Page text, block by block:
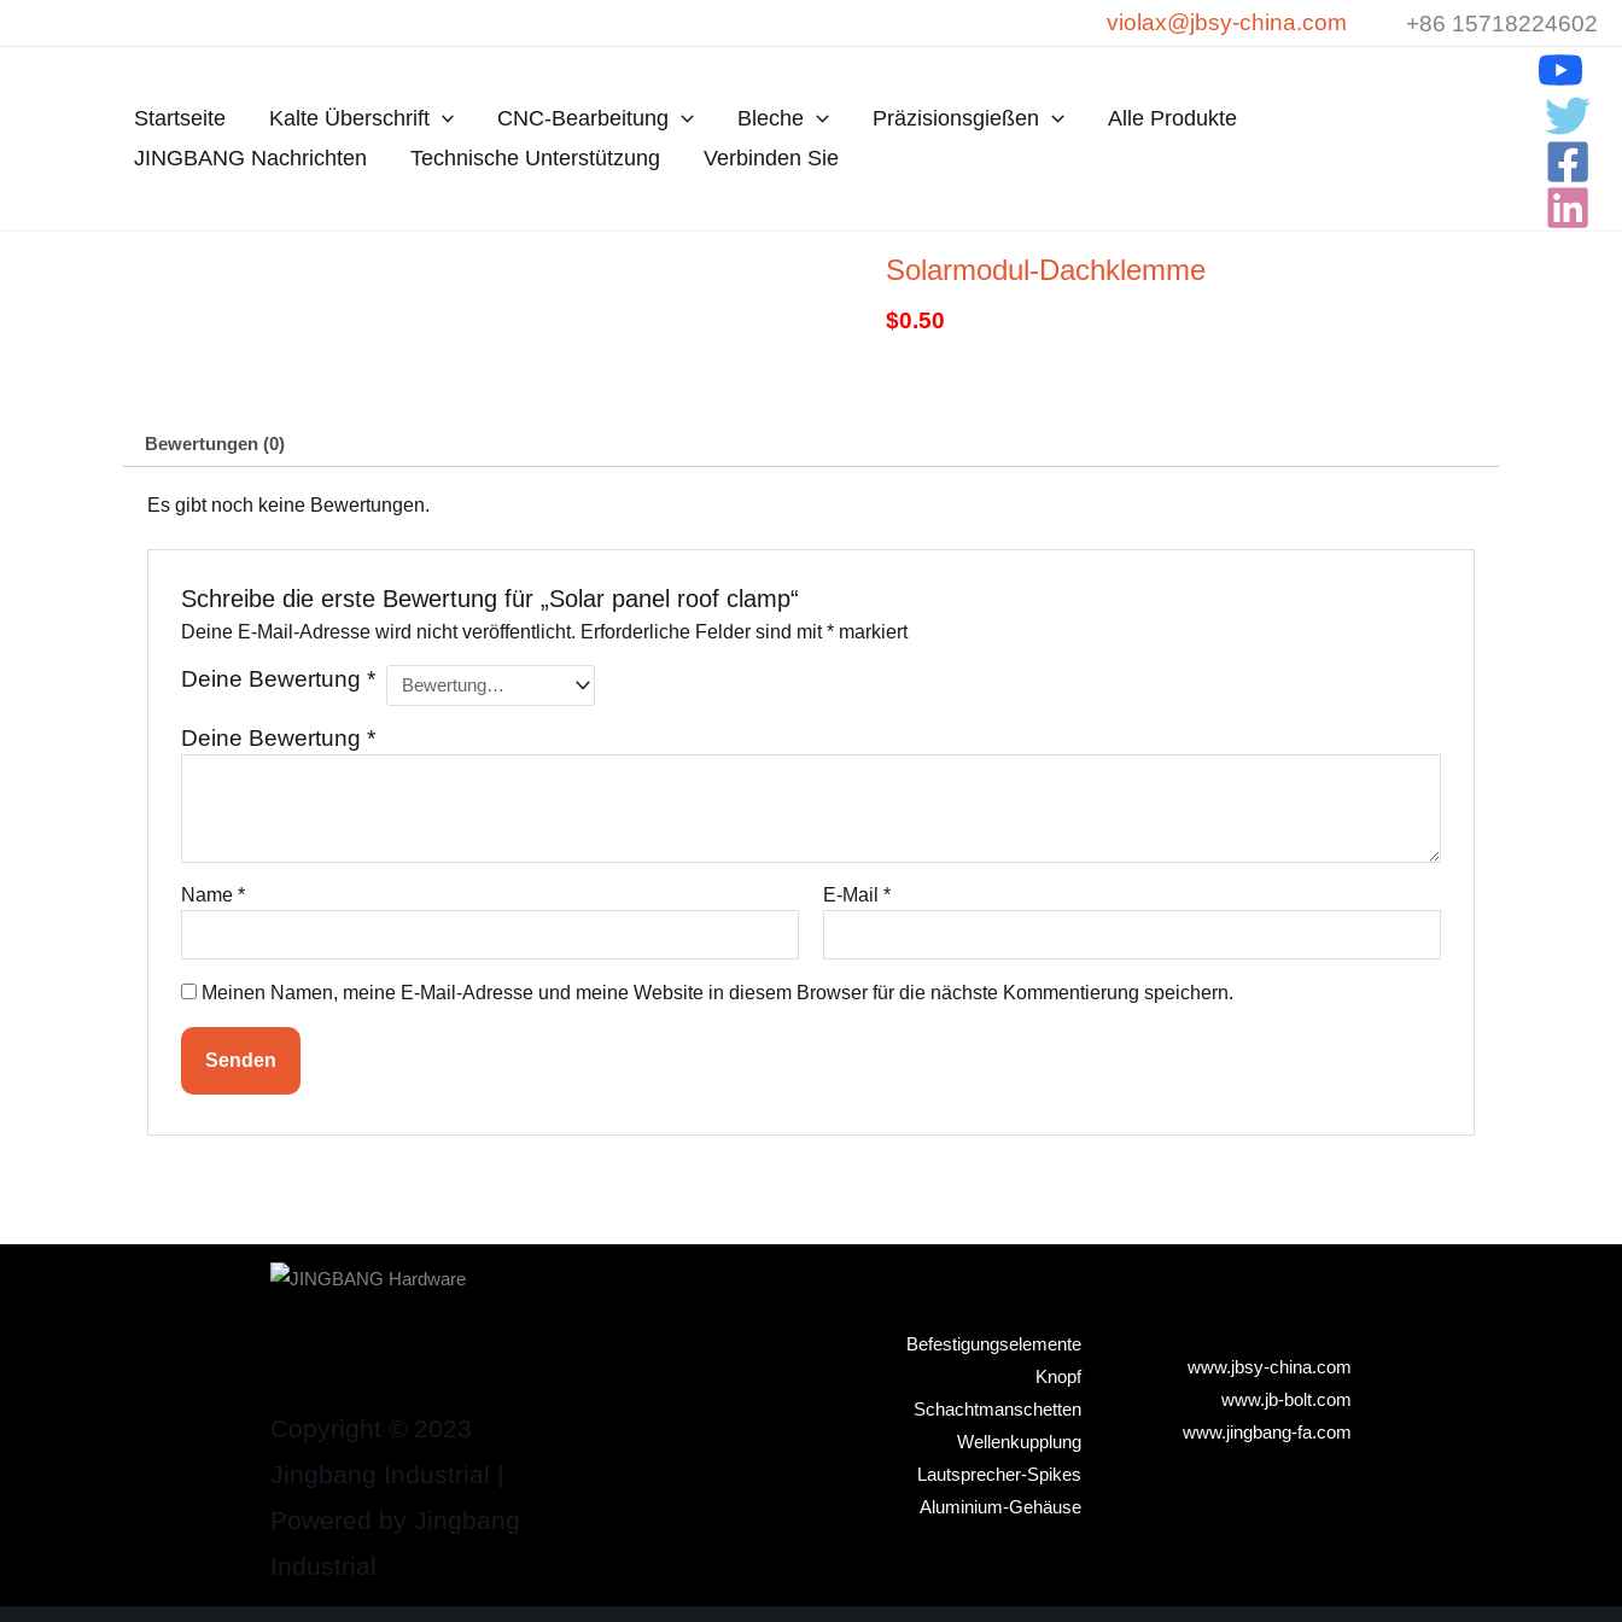
violax@jbsy-china.com +86 15718224602
Startseite Kalte Überschrift CNC-Bearbeitung Bleche Präzisionsgießen
Alle Produkte
JINGBANG Nachrichten
Technische Unterstützung Verbinden Sie
Solarmodul-Dachklemme
$0.50
Bewertungen (0)
Es gibt noch keine Bewertungen.
Schreibe die erste Bewertung für „Solar panel roof clamp“
Deine E-Mail-Adresse wird nicht veröffentlicht. Erforderliche Felder sind mit*markiert
Deine Bewertung *
Deine Bewertung *
Name * E-Mail*
Meinen Namen, meine E-Mail-Adresse und meine Website in diesem Browser für die nächste Kommentierung speichern.
Copyright © 2023
Jingbang Industrial |
Powered by Jingbang
Industrial
Befestigungselemente
Knopf
Schachtmanschetten
Wellenkupplung
Lautsprecher-Spikes
Aluminium-Gehäuse
www.jbsy-china.com
www.jb-bolt.com
www.jingbang-fa.com